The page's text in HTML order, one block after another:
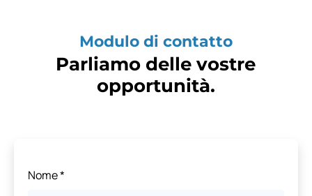
Modulo di contatto
Parliamo delle vostre
opportunità.
Nome*